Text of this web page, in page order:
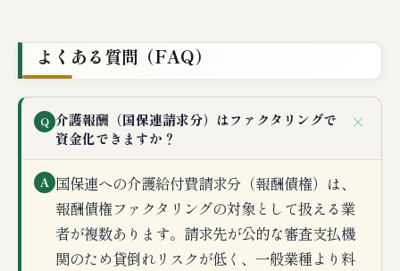
よくある質問（FAQ）
Q 介護報酬（国保連請求分）はファクタリングで
資金化できますか？
＋
A 国保連への介護給付費請求分（報酬債権）は、
報酬債権ファクタリングの対象として扱える業
者が複数あります。請求先が公的な審査支払機
関のため貸倒れリスクが低く、一般業種より料